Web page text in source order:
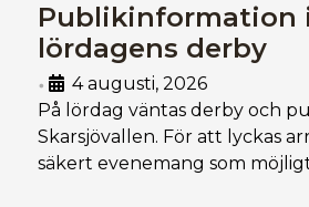
Publikinformation
lördagens derby
•
4 augusti, 2026
På lördag väntas derby och
Skarsjövallen. För att lyckas
säkert evenemang som